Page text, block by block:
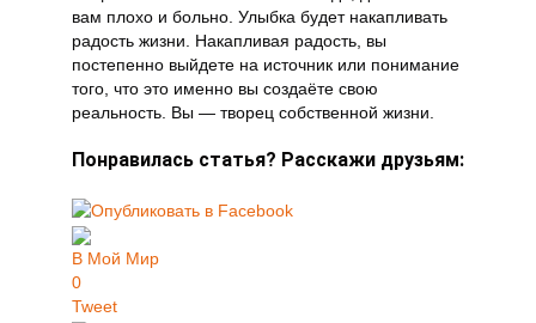
вам плохо и больно. Улыбка будет накапливать
радость жизни. Накапливая радость, вы
постепенно выйдете на источник или понимание
того, что это именно вы создаёте свою
реальность. Вы — творец собственной жизни.
Понравилась статья? Расскажи друзьям:
В Мой Мир
0
Tweet